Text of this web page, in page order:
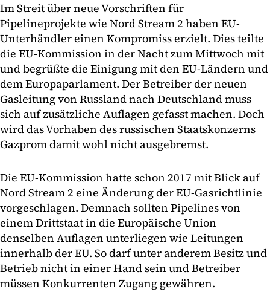
Im Streit über neue Vorschriften für
Pipelineprojekte wie Nord Stream 2 haben EU-
Unterhändler einen Kompromiss erzielt. Dies teilte
die EU-Kommission in der Nacht zum Mittwoch mit
und begrüßte die Einigung mit den EU-Ländern und
dem Europaparlament. Der Betreiber der neuen
Gasleitung von Russland nach Deutschland muss
sich auf zusätzliche Auflagen gefasst machen. Doch
wird das Vorhaben des russischen Staatskonzerns
Gazprom damit wohl nicht ausgebremst.
Die EU-Kommission hatte schon 2017 mit Blick auf
Nord Stream 2 eine Änderung der EU-Gasrichtlinie
vorgeschlagen. Demnach sollten Pipelines von
einem Drittstaat in die Europäische Union
denselben Auflagen unterliegen wie Leitungen
innerhalb der EU. So darf unter anderem Besitz und
Betrieb nicht in einer Hand sein und Betreiber
müssen Konkurrenten Zugang gewähren.